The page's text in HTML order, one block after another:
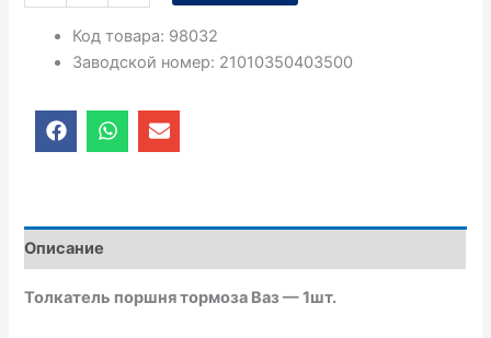
Код товара: 98032
Заводской номер: 21010350403500
F
a
o
o
k
W
h
a
p
E
n
o
e
Описание
Толкатель поршня тормоза Ваз — 1шт.